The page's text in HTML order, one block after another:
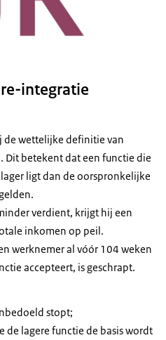
integratie
de wettelijke definitie van
Dit betekent dat een functie die
ligt dan de oorspronkelijke
verdient, krijgt hij een
inkomen op peil.
werknemer al vóór 104 weken
accepteert, is geschrapt.
stopt;
de lagere functie de basis wordt